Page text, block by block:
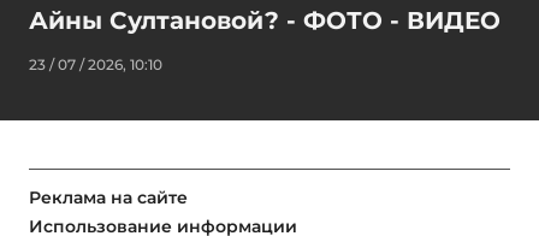
Айны Султановой? - ФОТО - ВИДЕО
23 / 07 / 2026, 10:10
Реклама на сайте
Использование информации